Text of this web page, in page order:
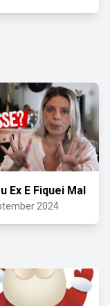
Ex E Fiquei Mal
2024